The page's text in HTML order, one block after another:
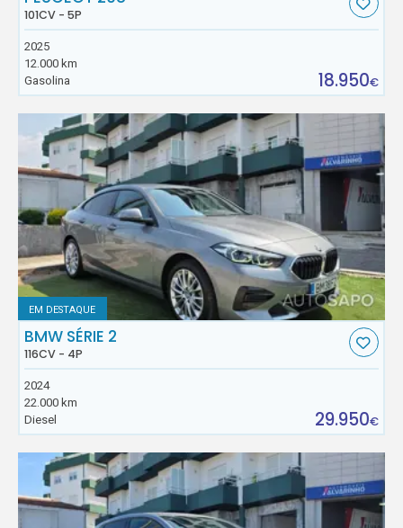
101CV - 5P
2025
12.000 km
Gasolina
18.950€
EM DESTAQUE
BMW SÉRIE 2
116CV - 4P
2024
22.000 km
Diesel
29.950€